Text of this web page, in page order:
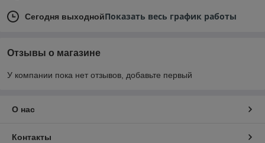
Сегодня выходнойПоказать весь график работы
Отзывы о магазине
У компании пока нет отзывов, добавьте первый
О нас
Контакты